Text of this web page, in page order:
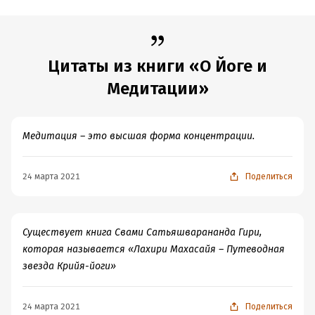
Дата поступления: 29 мая 2018
9785903894864
Цитаты из книги «О Йоге и
Медитации»
Медитация – это высшая форма концентрации.
24 марта 2021 Поделиться
Существует книга Свами Сатьяшварананда Гири,
которая называется «Лахири Махасайя – Путеводная
звезда Крийя-йоги»
24 марта 2021 Поделиться